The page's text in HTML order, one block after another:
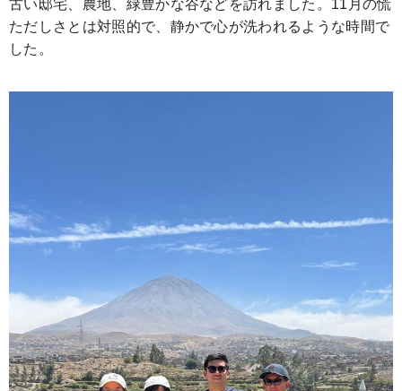
古い邸宅、農地、緑豊かな谷などを訪れました。11月の慌
ただしさとは対照的で、静かで心が洗われるような時間で
した。